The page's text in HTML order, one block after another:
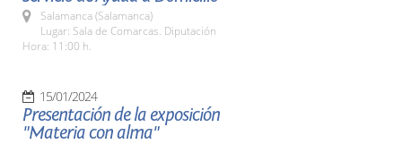
Salamanca (Salamanca)
Lugar: Sala de Comarcas. Diputación
Hora: 11:00 h.
15/01/2024
Presentación de la exposición
"Materia con alma"